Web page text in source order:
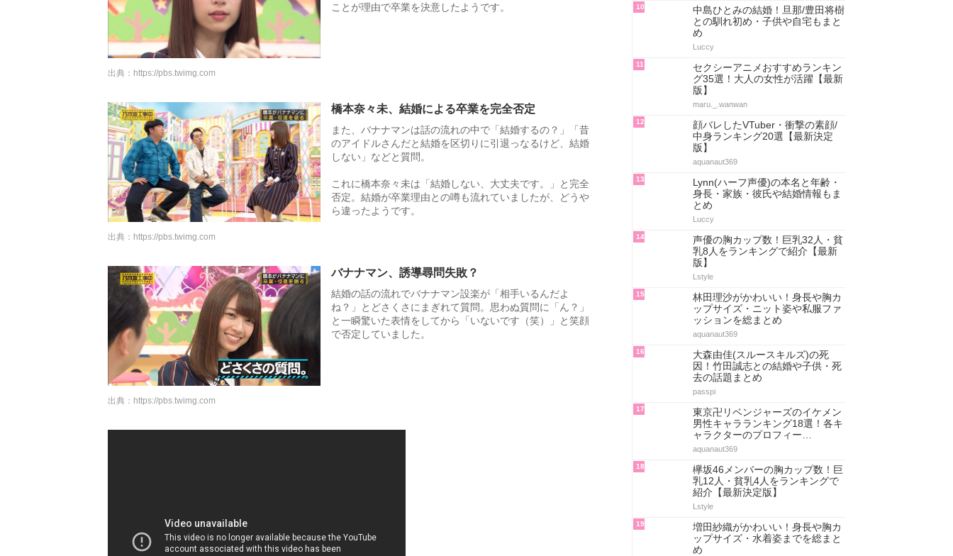
ことが理由で卒業を決意したようです。
出典： https://pbs.twimg.com
橋本奈々未、結婚による卒業を完全否定
また、バナナマンは話の流れの中で「結婚するの？」「昔
のアイドルさんだと結婚を区切りに引退っなるけど、結婚
しない」などと質問。
これに橋本奈々未は「結婚しない、大丈夫です。」と完全
否定。結婚が卒業理由との噂も流れていましたが、どうや
ら違ったようです。
出典： https://pbs.twimg.com
バナナマン、誘導尋問失敗？
結婚の話の流れでバナナマン設楽が「相手いるんだよ
ね？」とどさくさにまぎれて質問。思わぬ質問に「ん？」
と一瞬驚いた表情をしてから「いないです（笑）」と笑顔
で否定していました。
出典： https://pbs.twimg.com
10
中島ひとみの結婚！旦那/豊田将樹
との馴れ初め・子供や自宅もまと
め
Luccy
11
セクシーアニメおすすめランキン
グ35選！大人の女性が活躍【最新
版】
maru._.wanwan
12
顔バレしたVTuber・衝撃の素顔/
中身ランキング20選【最新決定
版】
aquanaut369
13
Lynn(ハーフ声優)の本名と年齢・
身長・家族・彼氏や結婚情報もま
とめ
Luccy
14
声優の胸カップ数！巨乳32人・貧
乳8人をランキングで紹介【最新
版】
Lstyle
15
林田理沙がかわいい！身長や胸カ
ップサイズ・ニット姿や私服ファ
ッションを総まとめ
aquanaut369
16
大森由佳(スルースキルズ)の死
因！竹田誠志との結婚や子供・死
去の話題まとめ
passpi
17
東京卍リベンジャーズのイケメン
男性キャラランキング18選！各キ
ャラクターのプロフィー…
aquanaut369
18
欅坂46メンバーの胸カップ数！巨
乳12人・貧乳4人をランキングで
紹介【最新決定版】
Lstyle
19
増田紗織がかわいい！身長や胸カ
ップサイズ・水着姿までを総まと
め